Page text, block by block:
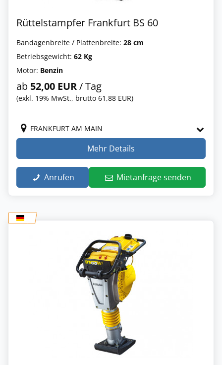
Rüttelstampfer Frankfurt BS 60
Bandagenbreite / Plattenbreite: 28 cm
Betriebsgewicht: 62 Kg
Motor: Benzin
ab 52,00 EUR/ Tag
(exkl. 19% MwSt., brutto 61,88 EUR)
FRANKFURT AM MAIN
Mehr Details
Anrufen Mietanfrage senden